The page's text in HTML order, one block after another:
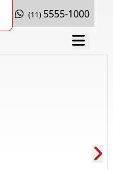
(11) 5555-1000